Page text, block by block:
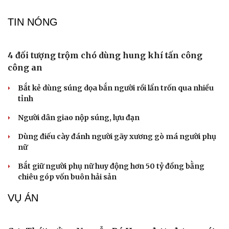
Thực hư việc Mỹ cạn kiệt kho tên lửa đắt tiền
Chiến lược lợi hại của Iran nhằm làm suy yếu Mỹ và Tổng
thống Trump
Chuyện gì sẽ xảy ra nếu phát xít Đức xâm lược Anh vào
năm 1940?
TIN NÓNG